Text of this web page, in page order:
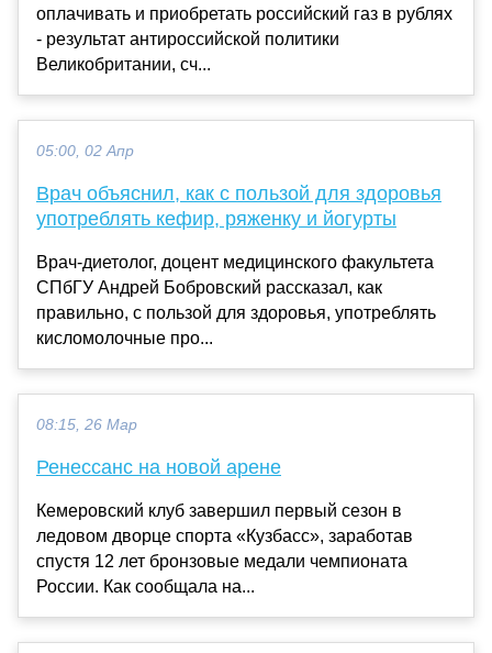
оплачивать и приобретать российский газ в рублях
- результат антироссийской политики
Великобритании, сч...
05:00, 02 Апр
Врач объяснил, как с пользой для здоровья
употреблять кефир, ряженку и йогурты
Врач-диетолог, доцент медицинского факультета
СПбГУ Андрей Бобровский рассказал, как
правильно, с пользой для здоровья, употреблять
кисломолочные про...
08:15, 26 Мар
Ренессанс на новой арене
Кемеровский клуб завершил первый сезон в
ледовом дворце спорта «Кузбасс», заработав
спустя 12 лет бронзовые медали чемпионата
России. Как сообщала на...